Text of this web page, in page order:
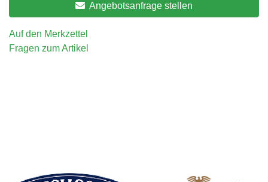
Angebotsanfrage stellen
Auf den Merkzettel
Fragen zum Artikel